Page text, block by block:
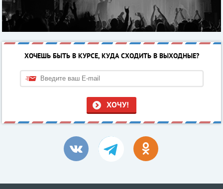
ХОЧЕШЬ БЫТЬ В КУРСЕ, КУДА СХОДИТЬ В ВЫХОДНЫЕ?
ХОЧУ!